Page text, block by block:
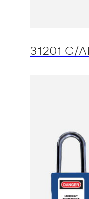
31201 C/